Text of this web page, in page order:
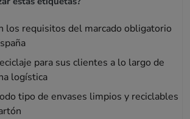
los requisitos del marcado obligatorio
para sus clientes a lo largo de
logística
tipo de envases limpios y reciclables